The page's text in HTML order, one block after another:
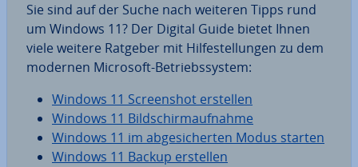
Sie sind auf der Suche nach weiteren Tipps rund
um Windows 11? Der Digital Guide bietet Ihnen
viele weitere Ratgeber mit Hil­fe­stel­lun­gen zu dem
modernen Microsoft-Be­triebs­sys­tem:
Windows 11 Screen­shot erstellen
Windows 11 Bild­schirm­auf­nah­me
Windows 11 im ab­ge­si­cher­ten Modus starten
Windows 11 Backup erstellen